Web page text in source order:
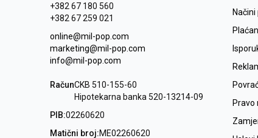
+382 67 180 560
+382 67 259 021
online@mil-pop.com
marketing@mil-pop.com
info@mil-pop.com
RačunCKB 510-155-60
Hipotekarna banka 520-13214-09
PIB:02260620
Matični broj:ME02260620
Pravo